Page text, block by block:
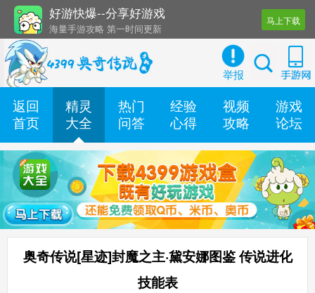
好游快爆--分享好游戏
海量手游攻略 第一时间更新
还有几十款实用辅助工具
马上下载
举报
返回
首页
精灵
大全
热门
问答
经验
心得
视频
攻略
游戏
论坛
奥奇传说[星迹]封魔之主·黛安娜图鉴 传说进化
技能表